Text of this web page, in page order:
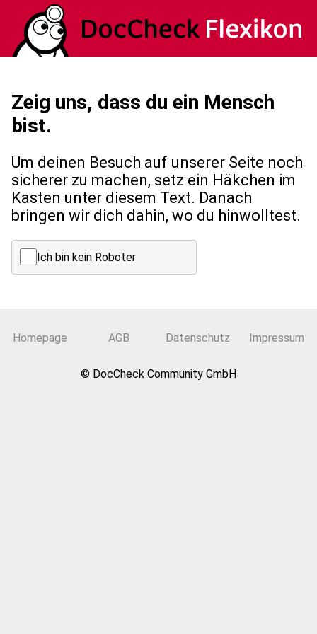
Zeig uns, dass du ein Mensch
bist.
Um deinen Besuch auf unserer Seite noch
sicherer zu machen, setz ein Häkchen im
Kasten unter diesem Text. Danach
bringen wir dich dahin, wo du hinwolltest.
Ich bin kein Roboter
Homepage AGB Datenschutz Impressum
© DocCheck Community GmbH